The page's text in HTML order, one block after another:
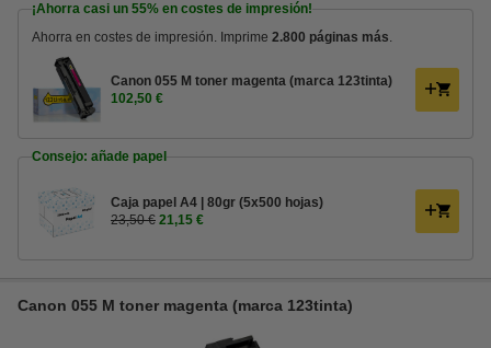
¡Ahorra casi un 55% en costes de impresión!
Ahorra en costes de impresión. Imprime 2.800 páginas más.
Canon 055 M toner magenta (marca 123tinta)
102,50 €
Consejo: añade papel
Caja papel A4 | 80gr (5x500 hojas)
23,50 € 21,15 €
Canon 055 M toner magenta (marca 123tinta)